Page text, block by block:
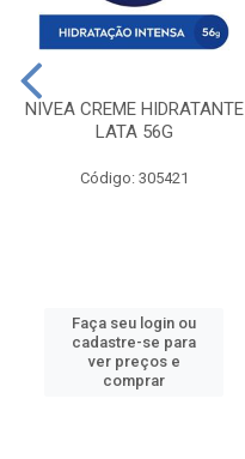
NIVEA CREME HIDRATANTE
LATA 56G
Código: 305421
Faça seu login ou
cadastre-se para
ver preços e
comprar